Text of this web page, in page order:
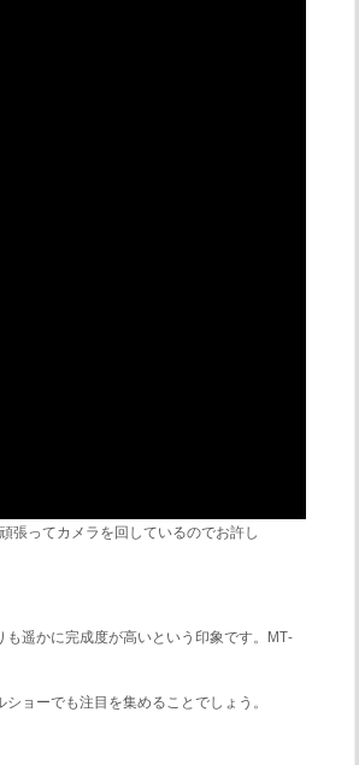
張ってカメラを回しているのでお許し
遥かに完成度が高いという印象です。MT-
ョーでも注目を集めることでしょう。